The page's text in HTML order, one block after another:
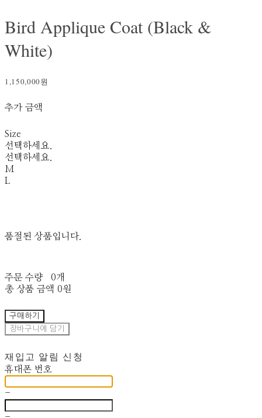
Bird Applique Coat (Black &
White)
1,150,000원
추가 금액
Size
선택하세요.
선택하세요.
M
L
품절된 상품입니다.
주문 수량
0개
총 상품 금액 0원
구매하기
장바구니에 담기
재입고 알림 신청
휴대폰 번호
-